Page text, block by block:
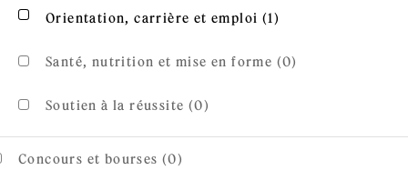
Apply Orientation, carrière et emploi filter
Orientation, carrière et emploi (1)
Santé, nutrition et mise en forme (0)
Soutien à la réussite (0)
Concours et bourses (0)